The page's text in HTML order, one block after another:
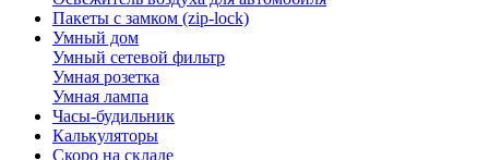
Пакеты с замком (zip-lock)
Умный дом
Умный сетевой фильтр
Умная розетка
Умная лампа
Часы-будильник
Калькуляторы
Скоро на складе